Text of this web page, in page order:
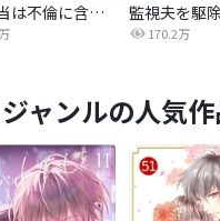
愛妻弁当は不倫に含まれますか？ 監視夫を駆
170.2万
ャンルの人気